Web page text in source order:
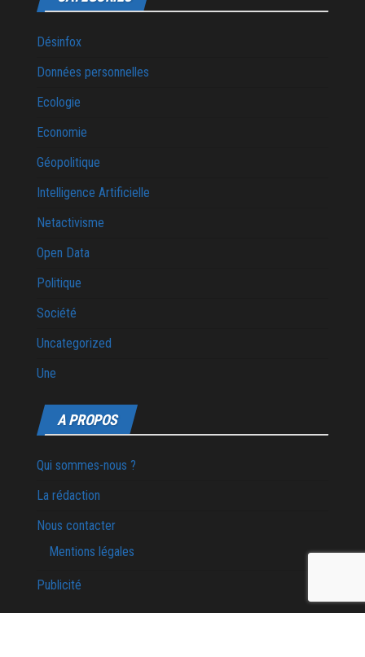
Désinfox
Données personnelles
Ecologie
Economie
Géopolitique
Intelligence Artificielle
Netactivisme
Open Data
Politique
Société
Uncategorized
Une
A PROPOS
Qui sommes-nous ?
La rédaction
Nous contacter
Mentions légales
Publicité